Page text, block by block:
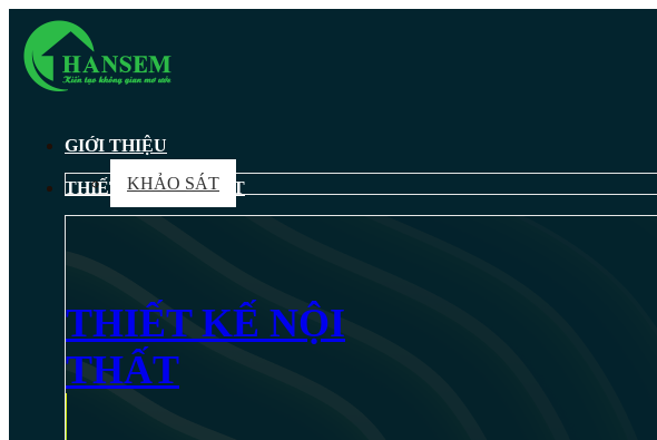
GIỚI THIỆU
KHẢO SÁT
THIẾT KẾ NỘI THẤT
THIẾT KẾ NỘI
THẤT